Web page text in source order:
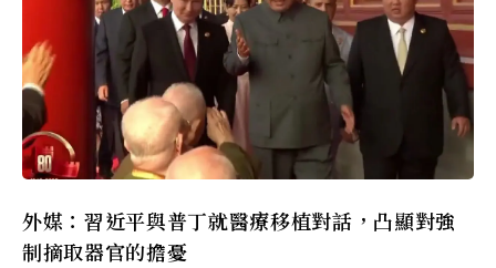
外媒：習近平與普丁就醫療移植對話，凸顯對強
制摘取器官的擔憂